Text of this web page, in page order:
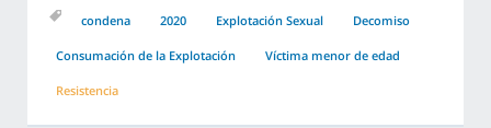
condena 2020 Explotación Sexual Decomiso
Consumación de la Explotación Víctima menor de edad
Resistencia